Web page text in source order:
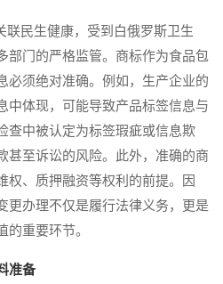
民生健康，受到白俄罗斯卫生
部门的严格监管。商标作为食品包
必须绝对准确。例如，生产企业的
中体现，可能导致产品标签信息与
查中被认定为标签瑕疵或信息欺
甚至诉讼的风险。此外，准确的商
权、质押融资等权利的前提。因
更办理不仅是履行法律义务，更是
的重要环节。
准备